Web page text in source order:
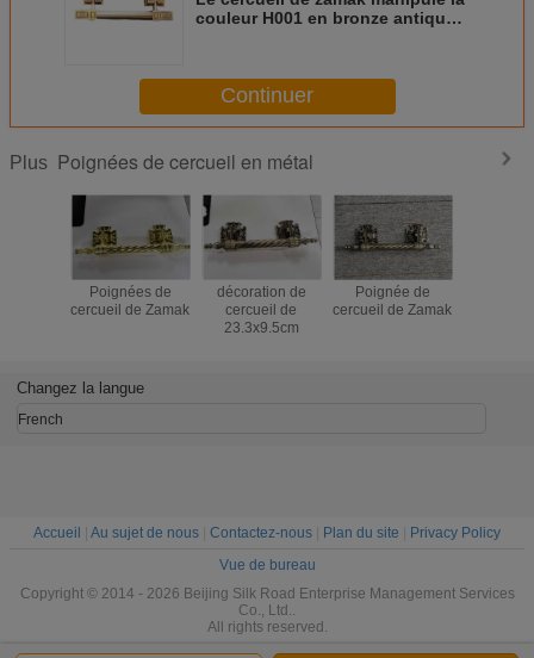
couleur H001 en bronze antique
Continuer
Plus Poignées de cercueil en métal
Poignées de
cercueil de Zamak
décoration de
cercueil de
23.3x9.5cm
Poignée de
cercueil de Zamak
Changez la langue
French
Accueil Au sujet de nous Contactez-nous Plan du site
Privacy Policy
Vue de bureau
Copyright © 2014 - 2026 Beijing Silk Road Enterprise Management Services
Co., Ltd..
All rights reserved.